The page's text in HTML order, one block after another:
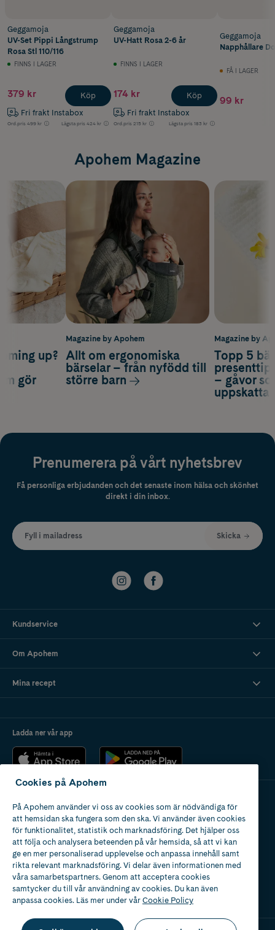
Geggamoja
UV-Set Pippi Långstrump
Rosa Stl 110/116
FINNS I LAGER
379 kr
Fri frakt Instabox
Ord.pris 499 kr Lägsta pris 424 kr
Köp
Geggamoja
UV-Hatt Rosa 2-6 år
FINNS I LAGER
174 kr
Fri frakt Instabox
Ord.pris 215 kr Lägsta pris 183 kr
Köp
Geggamoja
Napphållare
FÅ I LAGER
99 kr
Apohem Magazine
Magazine by
Topp 5
– gåvor
up?
gör
Magazine by Apohem
Allt om ergonomiska
bärselar – från nyfödd till
större barn
Prenumerera på vårt nyhetsbrev
Få personliga erbjudanden och det senaste inom hälsa och skönhet
direkt i din inbox.
Fyll i mailadress Skicka
Kundservice
Om Apohem
Mina recept
Ladda ner vår app
Apotek med tillstånd
av Läkemedelsverket
Cookies på Apohem
På Apohem använder vi oss av cookies som är nödvändiga för
att hemsidan ska fungera som den ska. Vi använder även cookies
för funktionalitet, statistik och marknadsföring. Det hjälper oss
att följa och analysera beteenden på vår hemsida, så att vi kan
ge en mer personaliserad upplevelse och anpassa innehåll samt
rikta relevant marknadsföring. Vi delar även informationen med
våra samarbetspartners. Genom att acceptera cookies
samtycker du till vår användning av cookies. Du kan även
anpassa cookies. Läs mer under vårCookie Policy